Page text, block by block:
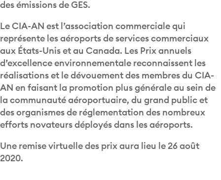
des émissions de GES.
Le CIA-AN est l’association commerciale qui
représente les aéroports de services commerciaux
aux États-Unis et au Canada. Les Prix annuels
d’excellence environnementale reconnaissent les
réalisations et le dévouement des membres du CIA-
AN en faisant la promotion plus générale au sein de
la communauté aéroportuaire, du grand public et
des organismes de réglementation des nombreux
efforts novateurs déployés dans les aéroports.
Une remise virtuelle des prix aura lieu le 26 août
2020.